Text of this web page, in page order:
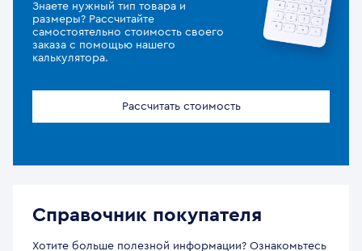
Знаете нужный тип товара и
размеры? Рассчитайте
самостоятельно стоимость своего
заказа с помощью нашего
калькулятора.
Рассчитать стоимость
Справочник покупателя
Хотите больше полезной информации? Ознакомьтесь